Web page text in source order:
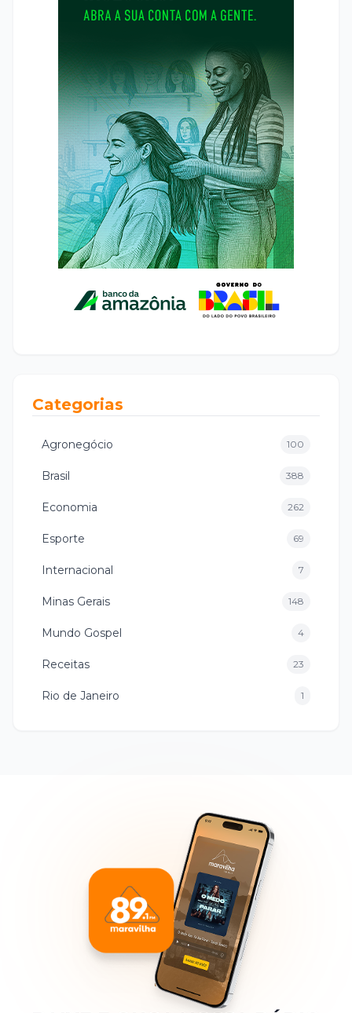
Categorias
Agronegócio 100
Brasil 388
Economia 262
Esporte 69
Internacional 7
Minas Gerais 148
Mundo Gospel 4
Receitas 23
Rio de Janeiro 1